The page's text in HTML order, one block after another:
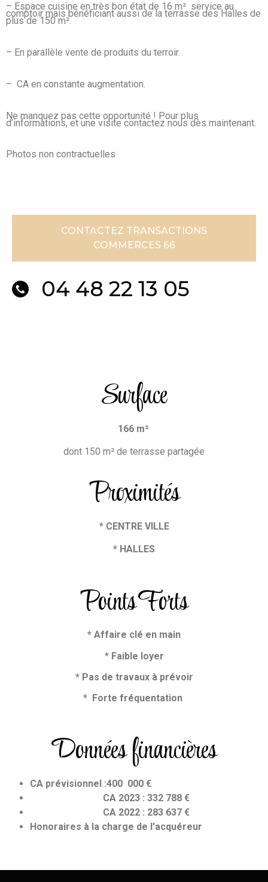
– Espace cuisine en très bon état de 16 m² service au
comptoir mais bénéficiant aussi de la terrasse des Halles de
plus de 150 m².
– En parallèle vente de produits du terroir.
– CA en constante augmentation.
Ne manquez pas cette opportunité ! Pour plus
d’informations, et une visite contactez nous dès maintenant.
Photos non contractuelles
CONTACTEZ TRANSACTIONS
COMMERCES 66
04 48 22 13 05
Surface
166 m²
dont 150 m² de terrasse partagée
Proximités
* CENTRE VILLE
* HALLES
Points Forts
* Affaire clé en main
* Faible loyer
* Pas de travaux à prévoir
* Forte fréquentation
Données financières
CA prévisionnel :400 000 €
CA 2023 : 332 788 €
CA 2022 : 283 637 €
Honoraires à la charge de l’acquéreur